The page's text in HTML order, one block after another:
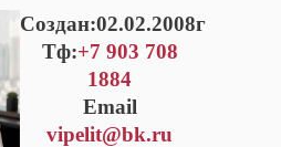
Cоздан:02.02.2008г
Тф:+7 903 708
1884
Email
vipelit@bk.ru